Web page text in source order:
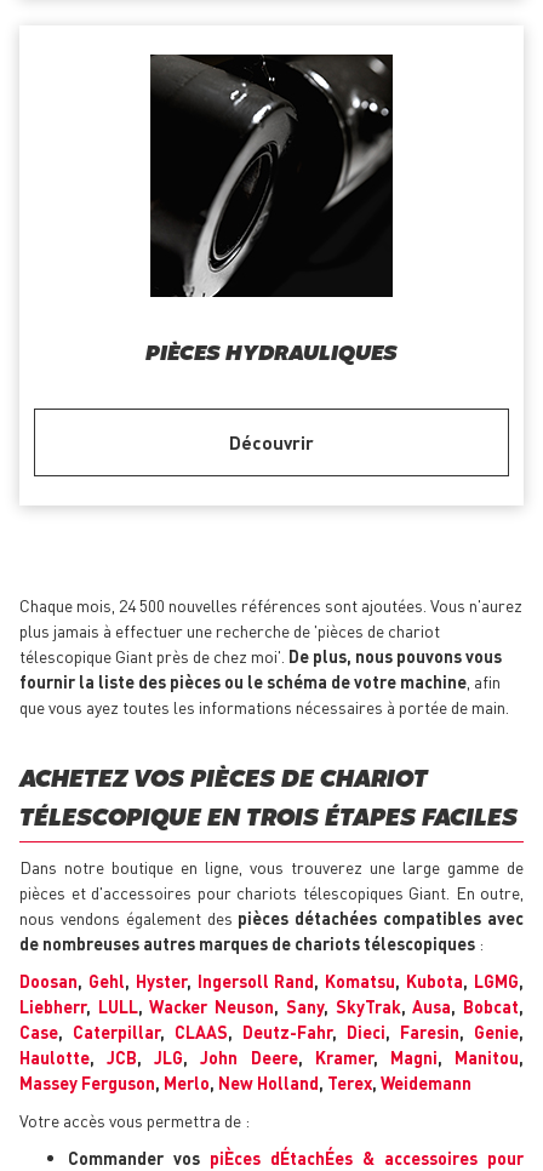
PIÈCES HYDRAULIQUES
Découvrir
Chaque mois, 24 500 nouvelles références sont ajoutées. Vous n'aurez
plus jamais à effectuer une recherche de 'pièces de chariot
télescopique Giant près de chez moi'. De plus, nous pouvons vous
fournir la liste des pièces ou le schéma de votre machine , afin
que vous ayez toutes les informations nécessaires à portée de main.
ACHETEZ VOS PIÈCES DE CHARIOT
TÉLESCOPIQUE EN TROIS ÉTAPES FACILES
Dans notre boutique en ligne, vous trouverez une large gamme de
pièces et d'accessoires pour chariots télescopiques Giant. En outre,
nous vendons également des pièces détachées compatibles avec
de nombreuses autres marques de chariots télescopiques :
Doosan, Gehl, Hyster, Ingersoll Rand, Komatsu, Kubota, LGMG,
Liebherr, LULL,Wacker Neuson, Sany, SkyTrak,Ausa, Bobcat,
Case, Caterpillar, CLAAS, Deutz-Fahr, Dieci, Faresin, Genie,
Haulotte,JCB,JLG,John Deere, Kramer, Magni, Manitou,
Massey Ferguson, Merlo, New Holland, Terex, Weidemann
Votre accès vous permettra de :
Commander vos piÈces dÉtachÉes & accessoires pour